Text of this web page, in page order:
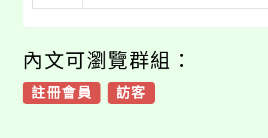
內文可瀏覽群組：
註冊會員 訪客